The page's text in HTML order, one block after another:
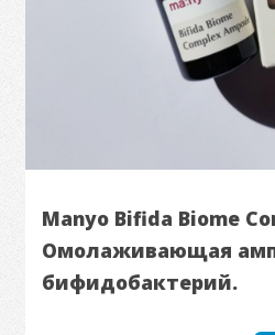
Manyo Bifida Biome
Омолаживающая
бифидобактерий.